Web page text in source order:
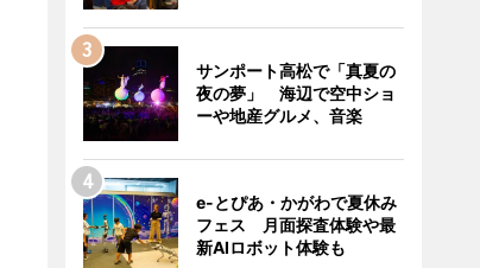
サンポート高松で「真夏の
夜の夢」 海辺で空中ショ
ーや地産グルメ、音楽
e-とぴあ・かがわで夏休み
フェス 月面探査体験や最
新AIロボット体験も